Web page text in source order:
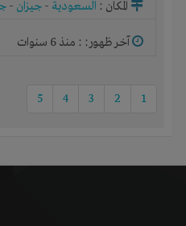
المكان : السعودية - جيزان -
آخر ظهور: : منذ 6 سنوات
1
2
3
4
5